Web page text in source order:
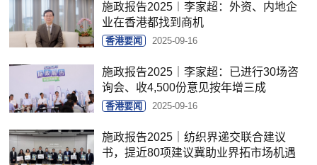
施政报告2025︱李家超：外资、内地企
业在香港都找到商机
香港要闻 2025-09-16
施政报告2025｜李家超：已进行30场咨
询会、收4,500份意见按年增三成
香港要闻 2025-09-16
施政报告2025｜纺织界递交联合建议
书，提近80项建议冀助业界拓市场机遇